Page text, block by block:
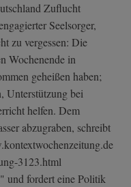
Zuflucht
Seelsorger,
zu vergessen: Die
Wochenende in
geheißen haben;
Unterstützung bei
helfen. Dem
abzugraben, schreibt
31­23.html
und fordert eine Politik